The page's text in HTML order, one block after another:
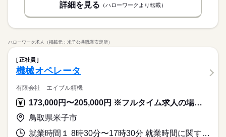
詳細を見る （ハローワークより転載）
ハローワーク求人（掲載元：米子公共職業安定所）
正社員
機械オペレータ
有限会社 エイブル精機
173,000円〜205,000円 ※フルタイム求人の場合は月額（換算額）、パート求人の場合は時間額を表示しています。
鳥取県米子市
就業時間１ 8時30分〜17時30分 就業時間に関する特記事項 休憩７５分：昼休み６０分・午後１５分